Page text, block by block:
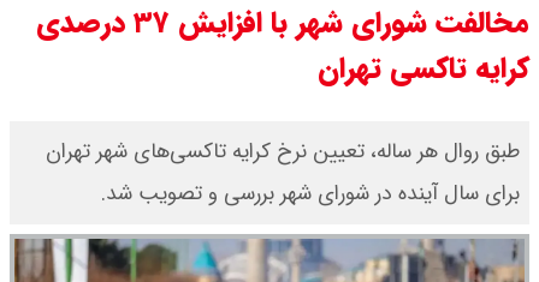
مخالفت شورای شهر با افزایش ۳۷ درصدی
کرایه تاکسی تهران
طبق روال هر ساله، تعیین نرخ کرایه تاکسی‌های شهر تهران
برای سال آینده در شورای شهر بررسی و تصویب شد.